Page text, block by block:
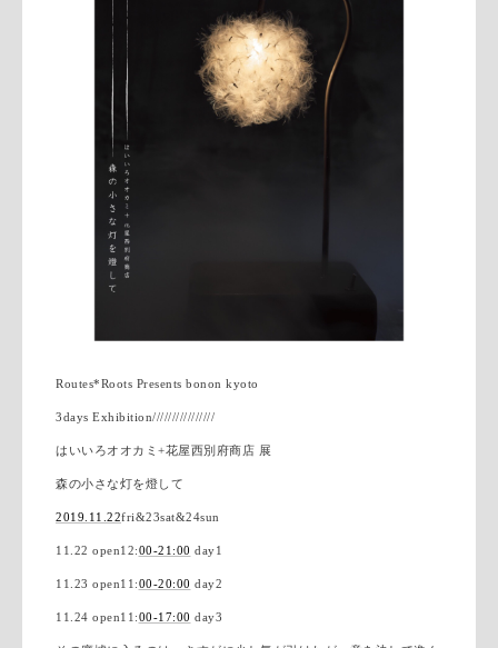
Routes*Roots Presents bonon kyoto
3days Exhibition////////////////
はいいろオオカミ+花屋西別府商店 展
森の小さな灯を燈して
2019.11.22fri&23sat&24sun
11.22 open12:00-21:00 day1
11.23 open11:00-20:00 day2
11.24 open11:00-17:00 day3